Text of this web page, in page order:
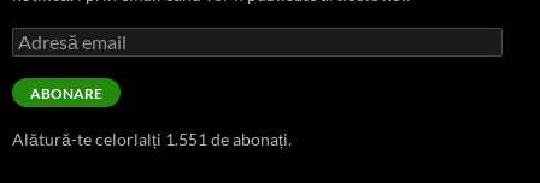
Adresă
email
ABONARE
Alătură-te celorlalți 1.551 de abonați.